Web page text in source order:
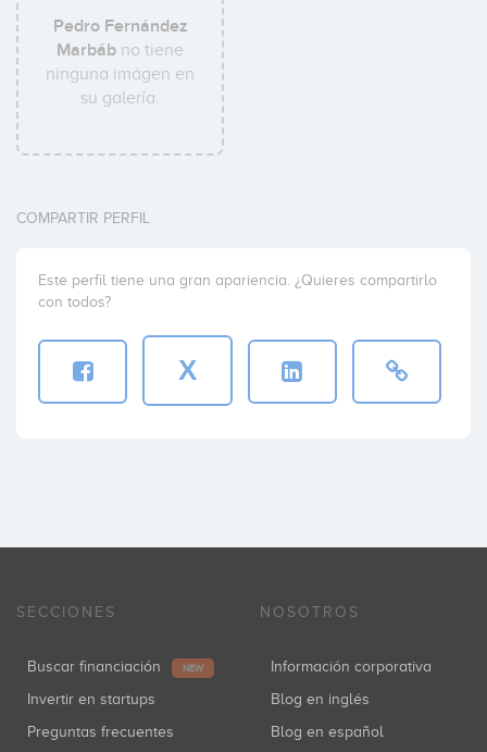
Pedro Fernández
Marbáb no tiene
ninguna imágen en
su galería.
COMPARTIR PERFIL
Este perfil tiene una gran apariencia. ¿Quieres compartirlo
con todos?
X
SECCIONES
Buscar financiación NEW
Invertir en startups
Preguntas frecuentes
NOSOTROS
Información corporativa
Blog en inglés
Blog en español